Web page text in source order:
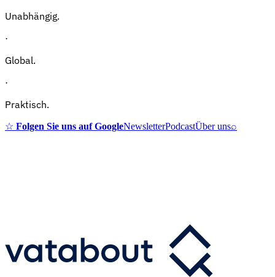
Unabhängig.
·
Global.
·
Praktisch.
☆ Folgen Sie uns auf GoogleNewsletterPodcastÜber uns⌕